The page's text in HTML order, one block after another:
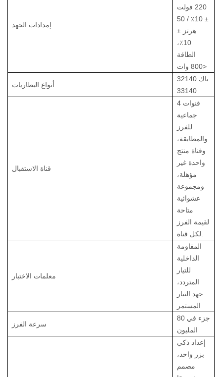
إمدادات الجهد
220 فولت
± 10٪ / 50
هرتز ±
10٪،
الطاقة
<800 وات
أنواع البطاريات
باك 32140
33140
قناة الاستقبال
4 قنوات
جماعية
للفرز
والمطابقة،
وقناة منتج
واحدة غير
مؤهلة،
ومجموعة
عشوائية
متاحة
لقيمة الفرز
معلمات الاختبار
المقاومة
الداخلية
للتيار
المتردد،
جهد التيار
المستمر
سرعة الفرز
80 جزء في
المليون
إعداد ذكي
بزر واحد،
مصمم